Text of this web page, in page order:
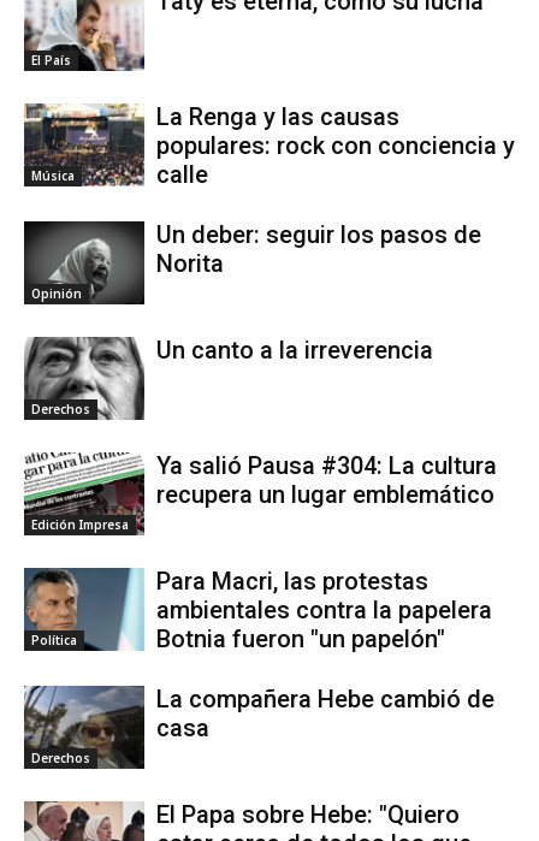
El País
Música
La Renga y las causas
populares: rock con conciencia y
calle
Opinión
Un deber: seguir los pasos de
Norita
Derechos
Un canto a la irreverencia
Edición Impresa
Ya salió Pausa #304: La cultura
recupera un lugar emblemático
Política
Para Macri, las protestas
ambientales contra la papelera
Botnia fueron "un papelón"
Derechos
La compañera Hebe cambió de
casa
El Papa sobre Hebe: "Quiero